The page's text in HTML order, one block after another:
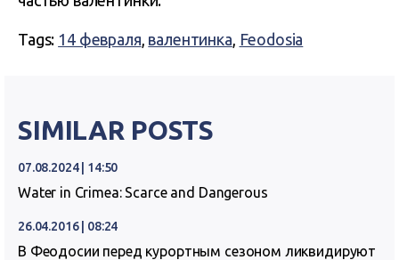
Tags: 14 февраля, валентинка, Feodosia
SIMILAR POSTS
07.08.2024 | 14:50
Water in Crimea: Scarce and Dangerous
26.04.2016 | 08:24
В Феодосии перед курортным сезоном ликвидируют